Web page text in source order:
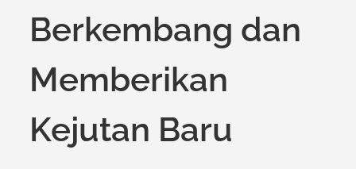
Berkembang dan
Memberikan
Kejutan Baru